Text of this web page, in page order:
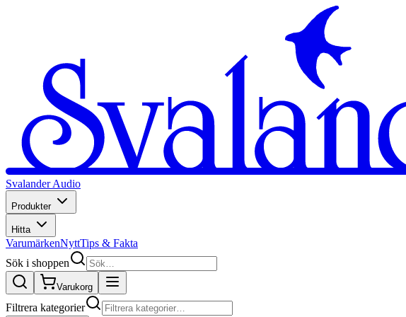
Svalander Audio
Produkter
Hitta
VarumärkenNyttTips & Fakta
Sök i shoppen
Varukorg
Filtrera kategorier